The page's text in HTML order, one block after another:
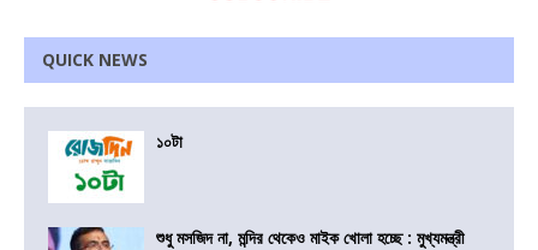
QUICK NEWS
১০টা
শুধু মসজিদ না, মন্দির থেকেও মাইক খোলা হচ্ছে : মুখ্যমন্ত্রী